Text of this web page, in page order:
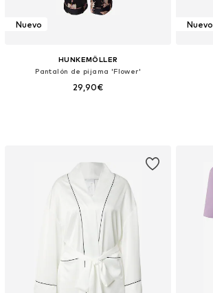
Nuevo
HUNKEMÖLLER
Pantalón de pijama 'Flower'
29,90€
Nuevo